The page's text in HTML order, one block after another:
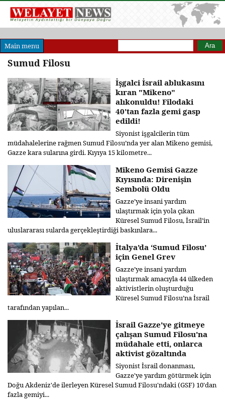
Main menu Arama formu
Ara
Sumud Filosu
İşgalci İsrail ablukasını
kıran "Mikeno"
alıkonuldu! Filodaki
40'tan fazla gemi gasp
edildi!
Siyonist işgalcilerin tüm
müdahalelerine rağmen Sumud Filosu’nda yer alan Mikeno gemisi,
Gazze kara sularına girdi. Kıyıya 15 kilometre...
Mikeno Gemisi Gazze
Kıyısında: Direnişin
Sembolü Oldu
Gazze’ye insani yardım
ulaştırmak için yola çıkan
Küresel Sumud Filosu, İsrail’in
uluslararası sularda gerçekleştirdiği baskınlara...
İtalya’da ‘Sumud Filosu’
için Genel Grev
Gazze’ye insani yardım
ulaştırmak amacıyla 44 ülkeden
aktivistlerin oluşturduğu
Küresel Sumud Filosu’na İsrail
tarafından yapılan...
İsrail Gazze'ye gitmeye
çalışan Sumud Filosu'na
müdahale etti, onlarca
aktivist gözaltında
Siyonist İsrail donanması,
Gazze'ye yardım götürmek için
Doğu Akdeniz'de ilerleyen Küresel Sumud Filosu'ndaki (GSF) 10'dan
fazla gemiyi...